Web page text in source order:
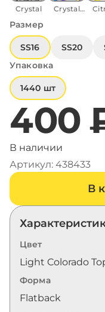
Crystal
Crystal
Размер
SS16 SS20
Упаковка
1440 шт
400
В наличии
Артикул: 438433
В
Цвет
Light Colorado
Форма
Flatback